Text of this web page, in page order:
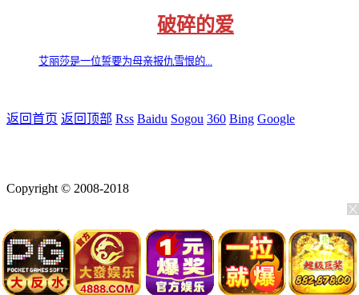
破碎的爱
艾丽莎是一位誓要为母亲报仇雪恨的...
返回首页 返回顶部 Rss Baidu Sogou 360 Bing Google
Copyright © 2008-2018